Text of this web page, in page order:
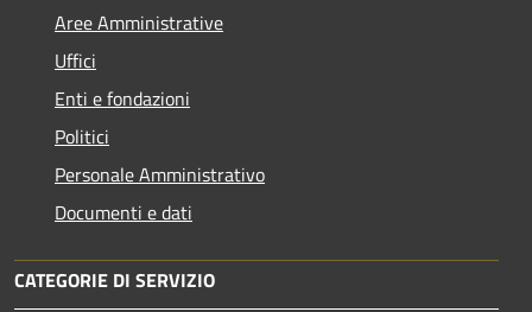
Aree Amministrative
Uffici
Enti e fondazioni
Politici
Personale Amministrativo
Documenti e dati
CATEGORIE DI SERVIZIO